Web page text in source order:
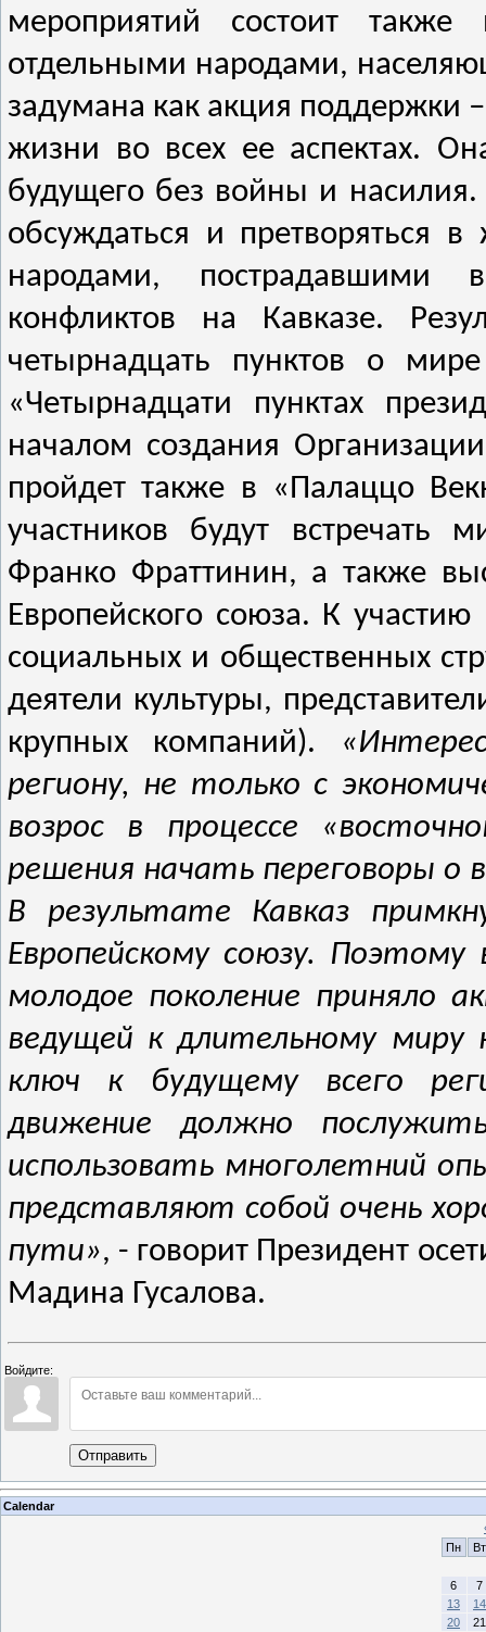
мeроприятий состоит
отдельными народами,
задумана как акция поддержки
жизни во всех ее аспектах.
будущего без войны и
обсуждаться и претворяться
народами, пострадавшими
конфликтов на Кавказе.
четырнадцать пунктов о
«Четырнадцати пунктах
началом создания
пройдет также в «Палаццо
участников будут встречать
Франко Фраттинин, а также
Европейского союза. К участию
социальных и общественных
деятели культуры,
крупных компаний).
региону, не только с
возрос в процессе
решения начать переговоры о
В результате Кавказ
Европейскому союзу. Поэтому
молодое поколение приняло
ведущей к длительному миру
ключ к будущему всего
движение должно
использовать многолетний
представляют собой очень
пути», - говорит Президент
Мадина Гусалова.
Войдите:
Отправить
Calendar
Пн
Вт
6
7
13
14
20
21